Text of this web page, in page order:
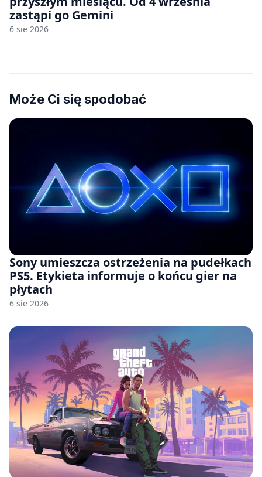
zastąpi go Gemini
6 sie 2026
Może Ci się spodobać
Sony umieszcza ostrzeżenia na pudełkach
PS5. Etykieta informuje o końcu gier na
płytach
6 sie 2026